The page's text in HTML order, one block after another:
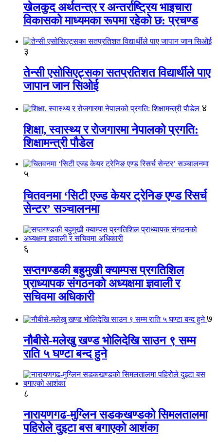
खेलकुद अर्थतन्त्र र अन्तर्राष्ट्रिय भाइचारा
विकासको माध्यमका रूपमा रहेको छ: प्रचण्ड
३
तेन्सी एसोसिएट्सका सतप्रतिशत विद्यार्थीले पाए
जापान जान सिओई
४
शिक्षा, स्वास्थ्य र रोजगारमा नेपालको प्रगति:
शिक्षामन्त्री पौडेल
५
चितवनमा ‘सिटी एज्ड केयर ट्रेनिङ एण्ड रिसर्च
सेन्टर’ सञ्चालनमा
६
सप्तगण्डकी बहुमुखी क्याम्पस प्रगतिशिल
प्राध्यापक संगठनको अध्यक्षमा ज्ञवाली र
सचिवमा अधिकारी
७
नौबीसे-मलेखु खण्ड भोलिदेखि साउन ९ सम्म
राति ५ घण्टा बन्द हुने
८
नारायणगढ-मुग्लिन सडकखण्डको सिमलतालमा
पहिरोले दुइटा बस बगाएको आशंका